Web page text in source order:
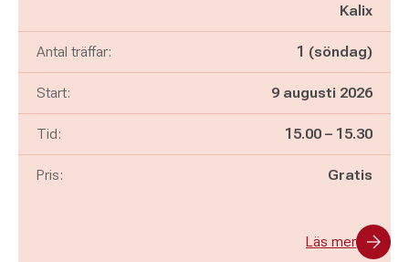
Kalix
Antal träffar: 1 (söndag)
Start: 9 augusti 2026
Tid: Pågår mellan
15.00 – och
15.30
Pris: Gratis
Läs mer